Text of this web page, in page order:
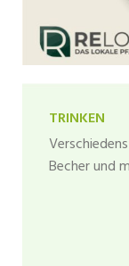
TRINKEN
Becher und